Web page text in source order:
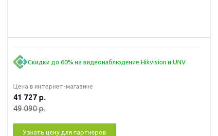
Скидки до 60% на видеонаблюдение Hikvision и UNV
Цена в интернет-магазине
41 727 р.
49 090р.
Узнать цену для партнеров